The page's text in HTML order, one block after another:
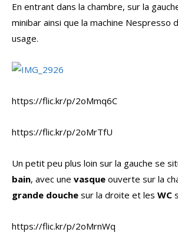
En entrant dans la chambre, sur la
minibar ainsi que la machine Nespresso
usage.
https://flic.kr/p/2oMmq6C
https://flic.kr/p/2oMrTfU
Un petit peu plus loin sur la gauche se
bain, avec une vasque ouverte sur la
grande douche sur la droite et les WC
https://flic.kr/p/2oMrnWq